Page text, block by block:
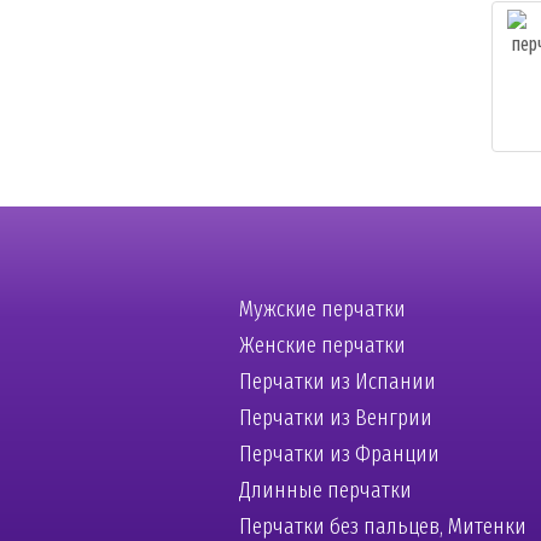
Мужские перчатки
Женские перчатки
Перчатки из Испании
Перчатки из Венгрии
Перчатки из Франции
Длинные перчатки
Перчатки без пальцев, Митенки